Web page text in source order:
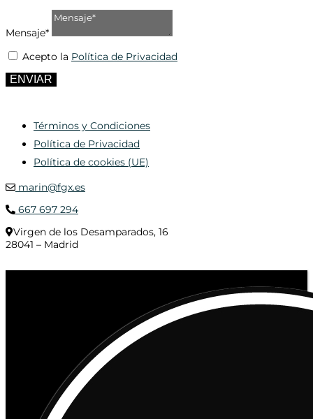
Mensaje*
Acepto la Política de Privacidad
ENVIAR
Términos y Condiciones
Política de Privacidad
Política de cookies (UE)
marin@fgx.es
667 697 294
Virgen de los Desamparados, 16
28041 – Madrid